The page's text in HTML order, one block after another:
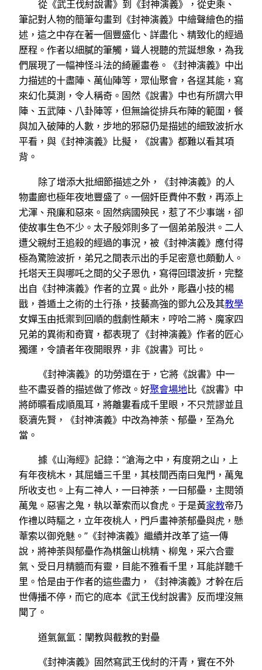
從《武王伐紂說書》到《封神演義》，從史乘、
筆記對人物的簡筆勾畫到《封神演義》中繪聲繪色的描
述，這之中存在著一個豐盛化、詳盡化、精致化的經過
歷程。作者以細膩的筆觸，聳人視聽的荒誕想象，為我
們展現了一幅神怪斗法的綺麗畫卷。《封神演義》中出
力描述的十盡陣、萬仙陣等，眾仙聚會，各逞其能，寫
來幻化莫測，令人稱奇。固然《說書》中也有所謂六甲
陣、五武陣、八卦陣等，但無論從排兵布陣的範圍，餐
與加入破陣的人數，步地的邪惡仍是描述的細致波折水
平看，與《封神演義》比擬，《說書》都難以看其項
背。
除了增添大批細節描述之外，《封神演義》的人
物畫廊也極年夜地豐盛了。一個奸臣費仲不敷，再添上
尤渾、飛廉和惡來。固然病國殃民，惹了不少事端，卻
使故事生色不少。太子殷郊則多了一個弟弟殷洪。二人
遭父親紂王追殺的經過的事況，被《封神演義》應付得
極為驚險波折，弟兄之間表示出的手足密意也頗動人。
托塔天王與哪吒之間的父子恩仇，寫得回環波折，完整
出自《封神演義》作者的立異。此外，彫蟲小技的楊
戩，善遁土之術的土行孫，技藝高強的鄧九公及其教學
女嬋玉由抵禦到回順的戲劇性顛末，哼哈二將、魔家四
兄弟的異術和奇寶，都表現了《封神演義》作者的匠心
獨運，令讀者年夜開眼界，非《說書》可比。
《封神演義》的功勞還在于，它將《說書》中一
些不盡妥善的描述做了修改。好聚會場地比《說書》中
將師曠看成順風耳，將離婁看成千里眼，不只荒謬並且
褻瀆先賢，《封神演義》中改為神荼、郁壘，至為允
當。
據《山海經》記錄：“滄海之中，有度朔之山，上
有年夜桃木，其屈蟠三千里，其枝間西南曰鬼門，萬鬼
所收支也。上有二神人，一曰神荼，一曰郁壘，主閱領
萬鬼。惡害之鬼，執以葦索而以食虎。于是黃家教帝乃
作禮以時驅之，立年夜桃人，門戶畫神荼郁壘與虎，懸
葦索以御兇魅。”《封神演義》繼續并改革了這一傳
說，將神荼與郁壘作為棋盤山桃精、柳鬼，采六合靈
氣、受日月精髓而有靈，目能不雅看千里，耳能詳聽千
里。恰是由于作者的這些盡力，《封神演義》才幹在后
世傳播不停，而它的底本《武王伐紂說書》反而埋沒無
聞了。
道氣氤氳：闡教與截教的對壘
《封神演義》固然寫武王伐紂的汗青，實在不外